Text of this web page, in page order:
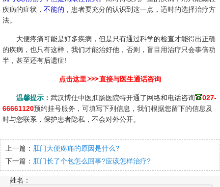
疾病的症状， 不能的， 患者要充分的认识到这一点，适时的选择治疗方
法。
大便疼痛可能是好多疾病，但是只有通过科学的检查才能得出正确
的疾病，也只有这样，我们才能治好他，否则，盲目用治疗只会事倍功
半，甚至还有后遗症!
点击这里 直接与医生通话咨询
温馨提示： 武汉博仕中医肛肠医院特开通了网络和电话咨询
027-
66661120预约挂号服务，可填写下列信息，我们根据您留下的信息及
时与您联系，保护患者隐私，不会对外公开。
上一篇： 肛门大便疼痛的原因是什么?
下一篇： 肛门长了个包怎么回事?应该怎样治疗?
姓名：